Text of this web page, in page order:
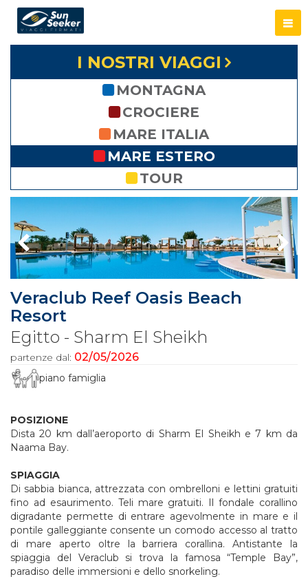
I NOSTRI VIAGGI
MONTAGNA
CROCIERE
MARE ITALIA
MARE ESTERO
TOUR
Veraclub Reef Oasis Beach
Resort
Egitto - Sharm El Sheikh
partenze dal: 02/05/2026
piano famiglia
POSIZIONE
Dista 20 km dall’aeroporto di Sharm El Sheikh e 7 km da
Naama Bay.
SPIAGGIA
Di sabbia bianca, attrezzata con ombrelloni e lettini gratuiti
fino ad esaurimento. Teli mare gratuiti. Il fondale corallino
digradante permette di entrare agevolmente in mare e il
pontile galleggiante consente un comodo accesso al tratto
di mare aperto oltre la barriera corallina. Antistante la
spiaggia del Veraclub si trova la famosa “Temple Bay”,
paradiso delle immersioni e dello snorkeling.